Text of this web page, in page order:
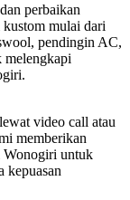
perbaikan
mulai dari
pendingin AC,
melengkapi
video call atau
memberikan
Wonogiri untuk
kepuasan